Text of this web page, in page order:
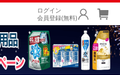
ログイン
会員登録(無料)